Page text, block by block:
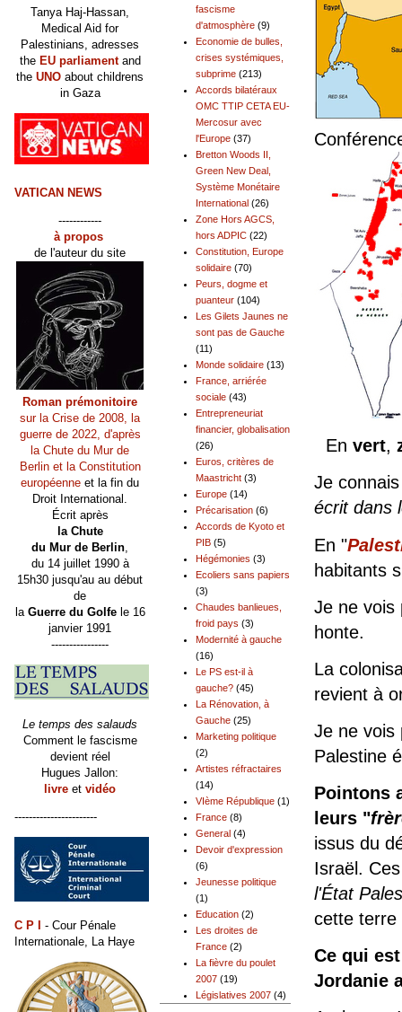
Envert,
Je
écrit dans
En "
habitants
Je ne vois
honte.
La
revient à
Je ne vois
Palestine
Pointons
leurs "
issus du
Israël.
l'État
cette terre
Ce qui
Jordanie
fascisme
d'atmosphère (9)
Economie de bulles,
crises systémiques,
subprime (213)
Accords bilatéraux
OMC TTIP CETA EU-
Mercosur avec
l'Europe (37)
Bretton Woods II,
Green New Deal,
Système Monétaire
International (26)
Zone Hors AGCS,
hors ADPIC (22)
Constitution, Europe
solidaire (70)
Peurs, dogme et
puanteur (104)
Les Gilets Jaunes ne
sont pas de Gauche
(11)
Monde solidaire (13)
France, arriérée
sociale (43)
Entrepreneuriat
financier, globalisation
(26)
Euros, critères de
Maastricht (3)
Europe (14)
Précarisation (6)
Accords de Kyoto et
PIB (5)
Hégémonies (3)
Ecoliers sans papiers
(3)
Chaudes banlieues,
froid pays (3)
Modernité à gauche
(16)
Le PS est-il à
gauche? (45)
La Rénovation, à
Gauche (25)
Marketing politique
(2)
Artistes réfractaires
(14)
VIème République (1)
France (8)
General (4)
Devoir d'expression
(6)
Jeunesse politique
(1)
Education (2)
Les droites de
France (2)
La fièvre du poulet
2007 (19)
Législatives 2007 (4)
Tanya Haj-Hassan,
Medical Aid for
Palestinians, adresses
the EU parliamentand
the UNO about childrens
in Gaza
VATICAN NEWS
------------
à propos
de l'auteur du site
Roman prémonitoire
sur la Crise de 2008, la
guerre de 2022, d'après
la Chute du Mur de
Berlin et la Constitution
européenne et la fin du
Droit International.
Écrit après
la Chute
du Mur de Berlin,
du 14 juillet 1990 à
15h30 jusqu'au au début
de
la Guerre du Golfele 16
janvier 1991
----------------
Le temps des salauds
Comment le fascisme
devient réel
Hugues Jallon:
livre et vidéo
-----------------------
C P I
- Cour Pénale
Internationale, La Haye